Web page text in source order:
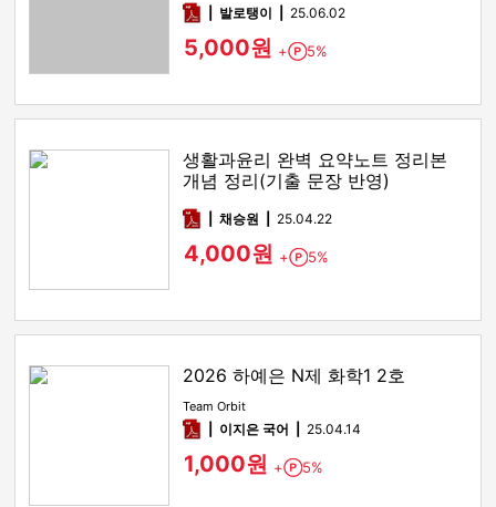
pdf발로탱이 25.06.02
5,000원 + Point
5%
생활과윤리 완벽 요약노트 정리본
개념 정리(기출 문장 반영)
pdf채승원 25.04.22
4,000원 + Point
5%
2026 하예은 N제 화학1 2호
Team Orbit
pdf이지은 국어 25.04.14
1,000원 + Point
5%